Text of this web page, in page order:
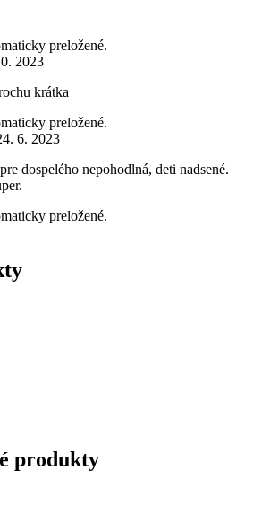
preložené.
2023
krátka
preložené.
6. 2023
dospelého nepohodlná, deti nadsené.
preložené.
produkty